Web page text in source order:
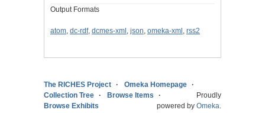
Output Formats
atom, dc-rdf, dcmes-xml , json, omeka-xml , rss2
The RICHES Project
Omeka Homepage
Collection Tree
Browse Items
Browse Exhibits
Proudly
powered by Omeka.